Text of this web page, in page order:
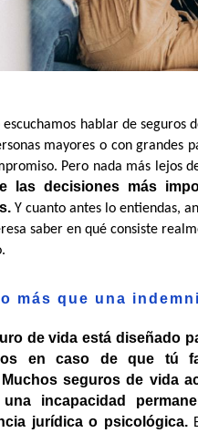
escuchamos hablar de
mayores o con grandes
Pero nada más lejos
las decisiones más
Y cuanto antes lo entiendas,
saber en qué consiste
más que una
de vida está diseñado
en caso de que tú
Muchos seguros de vida
incapacidad
jurídica o psicológica.